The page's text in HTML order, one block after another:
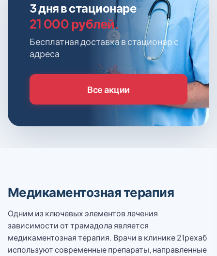
3 дня в стационаре
21 000 рублей.
Бесплатная доставка в стационар с
адреса
Все акции
Медикаментозная терапия
Одним из ключевых элементов лечения
зависимости от трамадола является
медикаментозная терапия. Врачи в клинике 21рехаб
используют современные препараты, направленные